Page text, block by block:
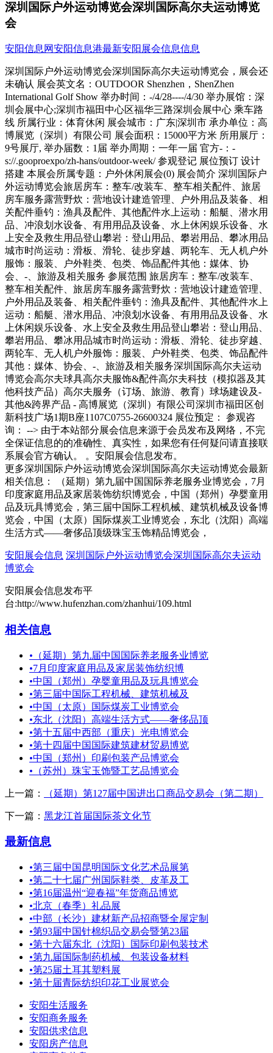
深圳国际户外运动博览会深圳国际高尔夫运动博览
会
安阳信息网安阳信息港最新安阳展会信息信息
深圳国际户外运动博览会深圳国际高尔夫运动博览会，展会还
未确认 展会英文名：OUTDOOR Shenzhen，ShenZhen
International Golf Show 举办时间：-/4/28----/4/30 举办展馆：深
圳会展中心;深圳市福田中心区福华三路深圳会展中心 乘车路
线 所属行业：体育休闲 展会城市：广东|深圳市 承办单位：高
博展览（深圳）有限公司 展会面积：15000平方米 所用展厅：
9号展厅, 举办届数：1届 举办周期：一年一届 官方-：-
s://.gooproexpo/zh-hans/outdoor-week/ 参观登记 展位预订 设计
搭建 本展会所属专题：户外休闲展会(0) 展会简介 深圳国际户
外运动博览会旅居房车：整车/改装车、整车相关配件、旅居
房车服务露营野炊：营地设计建造管理、户外用品及装备、相
关配件垂钓：渔具及配件、其他配件水上运动：船艇、潜水用
品、冲浪划水设备、有用用品及设备、水上休闲娱乐设备、水
上安全及救生用品登山攀岩：登山用品、攀岩用品、攀冰用品
城市时尚运动：滑板、滑轮、徒步穿越、两轮车、无人机户外
服饰：服装、户外鞋类、包类、饰品配件其他：媒体、协
会、-、旅游及相关服务 参展范围 旅居房车：整车/改装车、
整车相关配件、旅居房车服务露营野炊：营地设计建造管理、
户外用品及装备、相关配件垂钓：渔具及配件、其他配件水上
运动：船艇、潜水用品、冲浪划水设备、有用用品及设备、水
上休闲娱乐设备、水上安全及救生用品登山攀岩：登山用品、
攀岩用品、攀冰用品城市时尚运动：滑板、滑轮、徒步穿越、
两轮车、无人机户外服饰：服装、户外鞋类、包类、饰品配件
其他：媒体、协会、-、旅游及相关服务深圳国际高尔夫运动
博览会高尔夫球具高尔夫服饰&配件高尔夫科技（模拟器及其
他科技产品）高尔夫服务（订场、旅游、教育）球场建设及-
其他&跨界产品 - 高博展览（深圳）有限公司深圳市福田区创
新科技广场1期B座1107C0755-26600324 展位预定： 参观咨
询： --> 由于本站部分展会信息来源于会员发布及网络，不完
全保证信息的的准确性、真实性，如果您有任何疑问请直接联
系展会官方确认。 。安阳展会信息发布。
更多深圳国际户外运动博览会深圳国际高尔夫运动博览会最新
相关信息： （延期）第九届中国国际养老服务业博览会，7月
印度家庭用品及家居装饰纺织博览会，中国（郑州）孕婴童用
品及玩具博览会，第三届中国际工程机械、建筑机械及设备博
览会，中国（太原）国际煤炭工业博览会，东北（沈阳）高端
生活方式——奢侈品顶级珠宝玉饰精品博览会，
安阳展会信息 深圳国际户外运动博览会深圳国际高尔夫运动
博览会
安阳展会信息发布平
台:http://www.hufenzhan.com/zhanhui/109.html
相关信息
• （延期）第九届中国国际养老服务业博览
•7月印度家庭用品及家居装饰纺织博
•中国（郑州）孕婴童用品及玩具博览会
•第三届中国际工程机械、建筑机械及
•中国（太原）国际煤炭工业博览会
•东北（沈阳）高端生活方式——奢侈品顶
•第十五届中西部（重庆）光电博览会
•第十四届中国国际建筑建材贸易博览
•中国（郑州）印刷包装产品博览会
• （苏州）珠宝玉饰暨工艺品博览会
上一篇： （延期）第127届中国进出口商品交易会（第二期）
下一篇： 黑龙江首届国际茶文化节
最新信息
•第三届中国昆明国际文化艺术品展第
•第二十七届广州国际鞋类、皮革及工
•第16届温州“迎春福”年货商品博览
•北京（春季）礼品展
•中部（长沙）建材新产品招商暨全屋定制
•第93届中国针棉织品交易会暨第23届
•第十六届东北（沈阳）国际印刷包装技术
•第九届国际制药机械、包装设备材料
•第25届土耳其塑料展
•第十届青际纺织印花工业展览会
安阳生活服务
安阳商务服务
安阳供求信息
安阳房产信息